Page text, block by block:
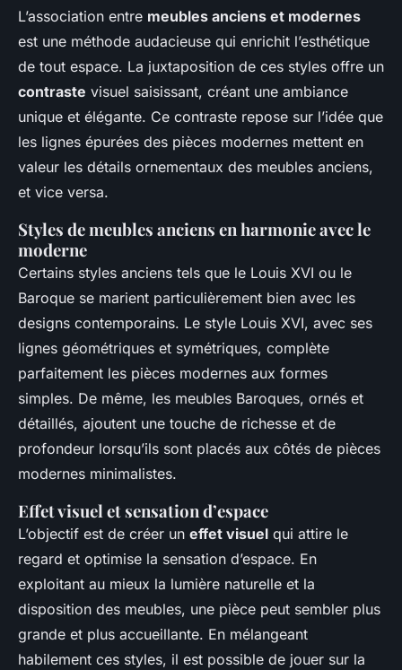
l"alliance parfaite de meubles
anciens et modernes dans
votre déco intérieure ?
admin• 2 avril 2025• 6 min de lecture
L’association entre meubles anciens et modernes
est une méthode audacieuse qui enrichit l’esthétique
de tout espace. La juxtaposition de ces styles offre un
contraste visuel saisissant, créant une ambiance
unique et élégante. Ce contraste repose sur l’idée que
les lignes épurées des pièces modernes mettent en
valeur les détails ornementaux des meubles anciens,
et vice versa.
Styles de meubles anciens en harmonie avec le
moderne
Certains styles anciens tels que le Louis XVI ou le
Baroque se marient particulièrement bien avec les
designs contemporains. Le style Louis XVI, avec ses
lignes géométriques et symétriques, complète
parfaitement les pièces modernes aux formes
simples. De même, les meubles Baroques, ornés et
détaillés, ajoutent une touche de richesse et de
profondeur lorsqu’ils sont placés aux côtés de pièces
modernes minimalistes.
Effet visuel et sensation d’espace
L’objectif est de créer un effet visuel qui attire le
regard et optimise la sensation d’espace. En
exploitant au mieux la lumière naturelle et la
disposition des meubles, une pièce peut sembler plus
grande et plus accueillante. En mélangeant
habilement ces styles, il est possible de jouer sur la